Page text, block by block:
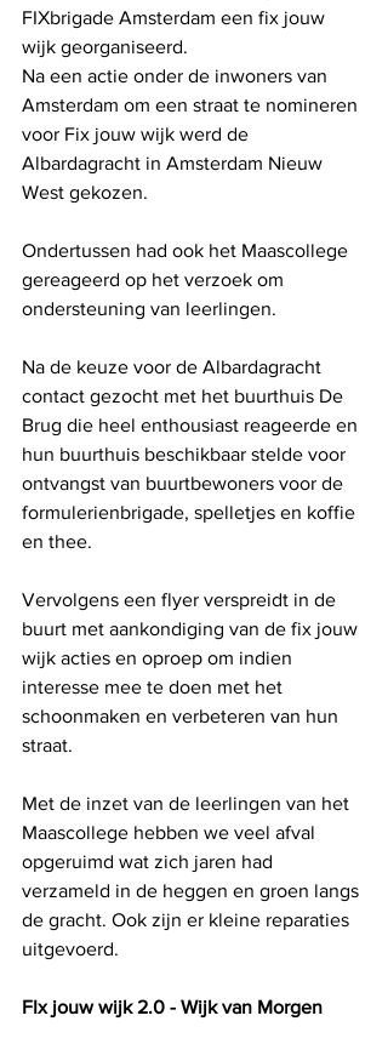
FIXbrigade Amsterdam een fix jouw
wijk georganiseerd.
Na een actie onder de inwoners van
Amsterdam om een straat te nomineren
voor Fix jouw wijk werd de
Albardagracht in Amsterdam Nieuw
West gekozen.
Ondertussen had ook het Maascollege
gereageerd op het verzoek om
ondersteuning van leerlingen.
Na de keuze voor de Albardagracht
contact gezocht met het buurthuis De
Brug die heel enthousiast reageerde en
hun buurthuis beschikbaar stelde voor
ontvangst van buurtbewoners voor de
formulerienbrigade, spelletjes en koffie
en thee.
Vervolgens een flyer verspreidt in de
buurt met aankondiging van de fix jouw
wijk acties en oproep om indien
interesse mee te doen met het
schoonmaken en verbeteren van hun
straat.
Met de inzet van de leerlingen van het
Maascollege hebben we veel afval
opgeruimd wat zich jaren had
verzameld in de heggen en groen langs
de gracht. Ook zijn er kleine reparaties
uitgevoerd.
FIx jouw wijk 2.0 - Wijk van Morgen